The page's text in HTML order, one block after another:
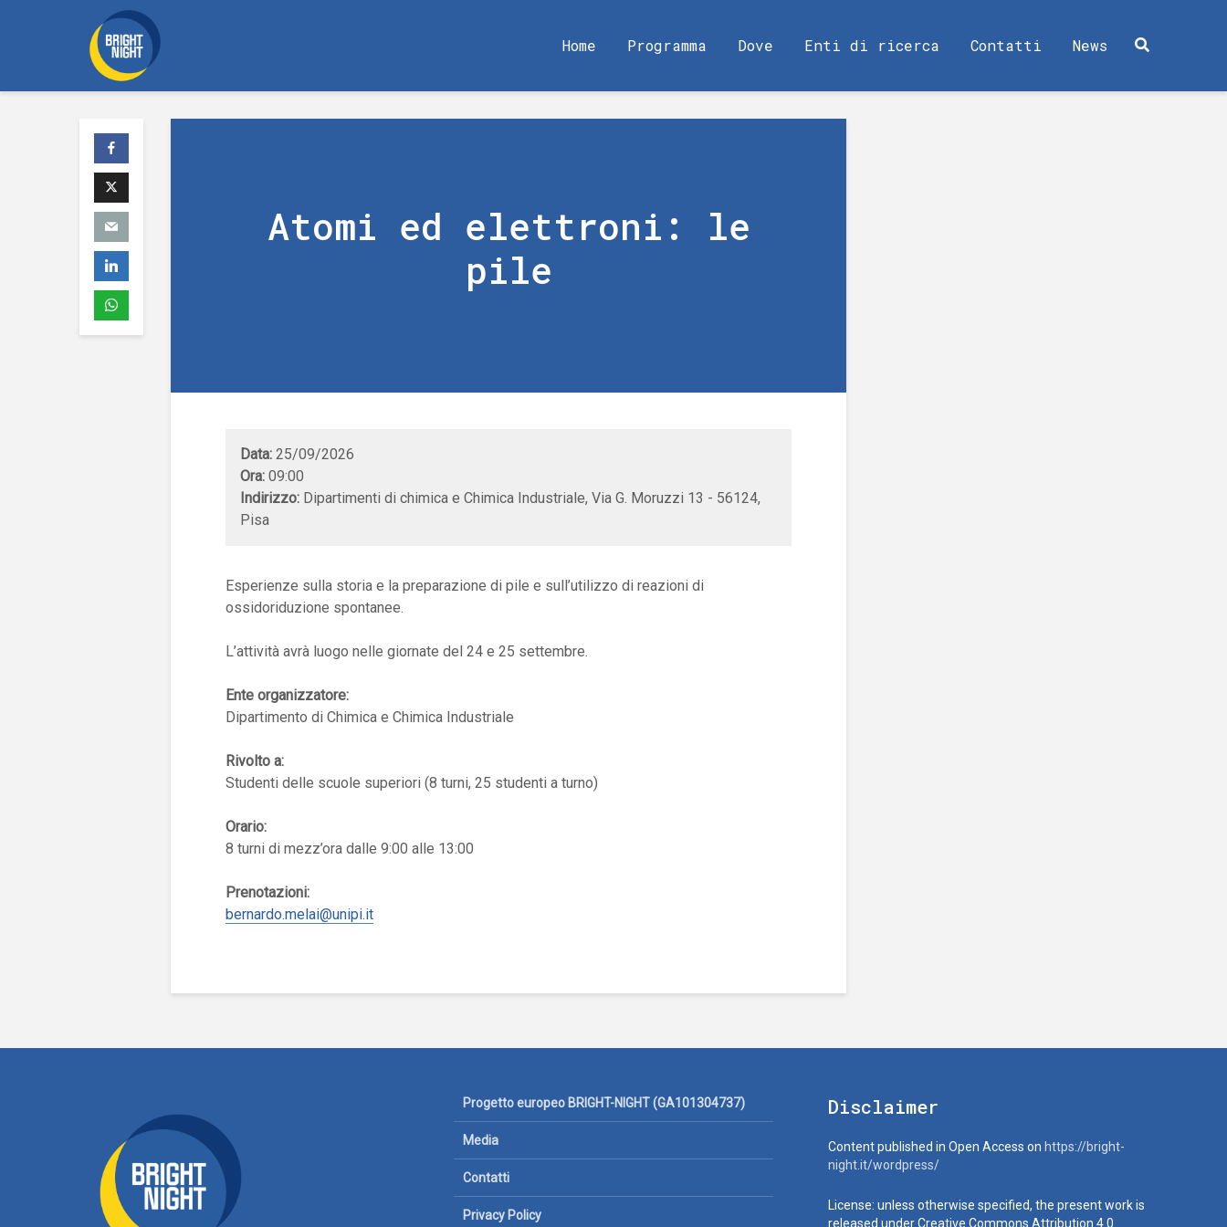
Home Programma Dove Enti di ricerca Contatti News
Atomi ed elettroni: le
pile
Data: 25/09/2026
Ora: 09:00
Indirizzo: Dipartimenti di chimica e Chimica Industriale, Via G. Moruzzi 13 - 56124,
Pisa
Esperienze sulla storia e la preparazione di pile e sull’utilizzo di reazioni di
ossidoriduzione spontanee.
L’attività avrà luogo nelle giornate del 24 e 25 settembre.
Ente organizzatore:
Dipartimento di Chimica e Chimica Industriale
Rivolto a:
Studenti delle scuole superiori (8 turni, 25 studenti a turno)
Orario:
8 turni di mezz’ora dalle 9:00 alle 13:00
Prenotazioni:
bernardo.melai@unipi.it
Progetto europeo BRIGHT-NIGHT (GA101304737)
Media
Contatti
Privacy Policy
Disclaimer
Content published in Open Access on https://bright-
night.it/wordpress/
License: unless otherwise specified, the present work is
released under Creative Commons Attribution 4.0